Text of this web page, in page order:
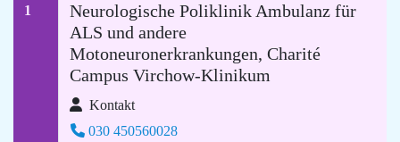
1
Neurologische Poliklinik Ambulanz für
ALS und andere
Motoneuronerkrankungen, Charité
Campus Virchow-Klinikum
Kontakt
030 450560028